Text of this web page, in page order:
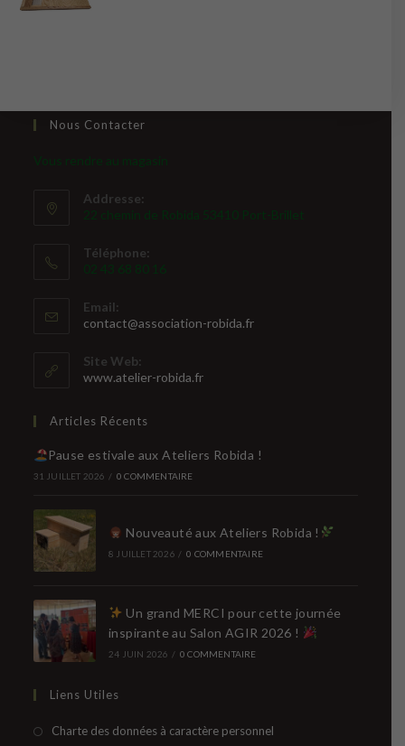
Nous Contacter
Vous rendre au magasin
Addresse:
22 chemin de Robida 53410 Port-Brillet
Téléphone:
02 43 68 80 16
Email:
contact@association-robida.frS’ouvre
Site Web:
www.atelier-robida.fr
Articles Récents
Pause estivale aux Ateliers Robida !
31 JUILLET 2026 / 0 COMMENTAIRE
Nouveauté aux Ateliers Robida !
8 JUILLET 2026 / 0 COMMENTAIRE
Un grand MERCI pour cette journée
inspirante au Salon AGIR 2026 !
24 JUIN 2026 / 0 COMMENTAIRE
Liens Utiles
Charte des données à caractère personnelS’ouvre